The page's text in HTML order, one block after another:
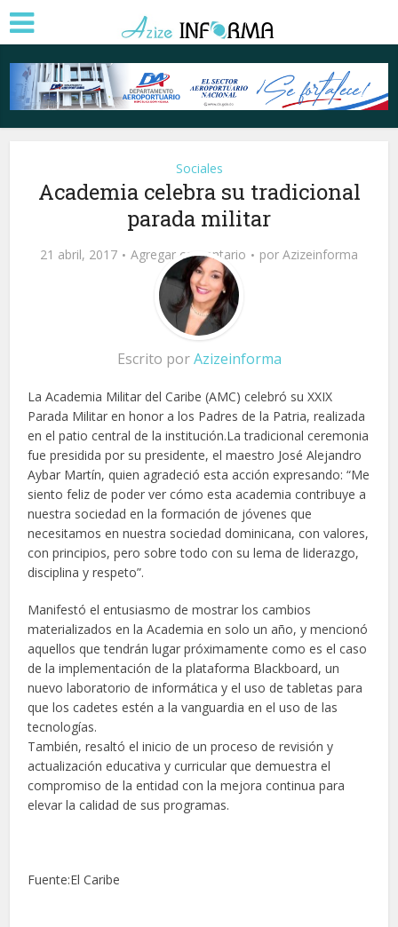
Sociales
Academia celebra su tradicional
parada militar
21 abril, 2017 Agregar comentario por Azizeinforma
Escrito porAzizeinforma
La Academia Militar del Caribe (AMC) celebró su XXIX
Parada Militar en honor a los Padres de la Patria, realizada
en el patio central de la institución.La tradicional ceremonia
fue presidida por su presidente, el maestro José Alejandro
Aybar Martín, quien agradeció esta acción expresando: “Me
siento feliz de poder ver cómo esta academia contribuye a
nuestra sociedad en la formación de jóvenes que
necesitamos en nuestra sociedad dominicana, con valores,
con principios, pero sobre todo con su lema de liderazgo,
disciplina y respeto”.
Manifestó el entusiasmo de mostrar los cambios
materializados en la Academia en solo un año, y mencionó
aquellos que tendrán lugar próximamente como es el caso
de la implementación de la plataforma Blackboard, un
nuevo laboratorio de informática y el uso de tabletas para
que los cadetes estén a la vanguardia en el uso de las
tecnologías.
También, resaltó el inicio de un proceso de revisión y
actualización educativa y curricular que demuestra el
compromiso de la entidad con la mejora continua para
elevar la calidad de sus programas.
Fuente:El Caribe